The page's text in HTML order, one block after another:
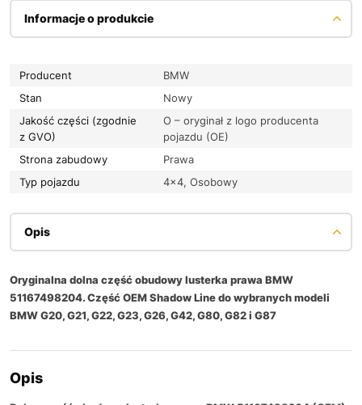
Informacje o produkcie
Producent
BMW
Stan
Nowy
Jakość części (zgodnie
z GVO)
O – oryginał z logo producenta
pojazdu (OE)
Strona zabudowy
Prawa
Typ pojazdu
4×4, Osobowy
Opis
Oryginalna dolna część obudowy lusterka prawa BMW
51167498204. Część OEM Shadow Line do wybranych modeli
BMW G20, G21, G22, G23, G26, G42, G80, G82 i G87
Opis